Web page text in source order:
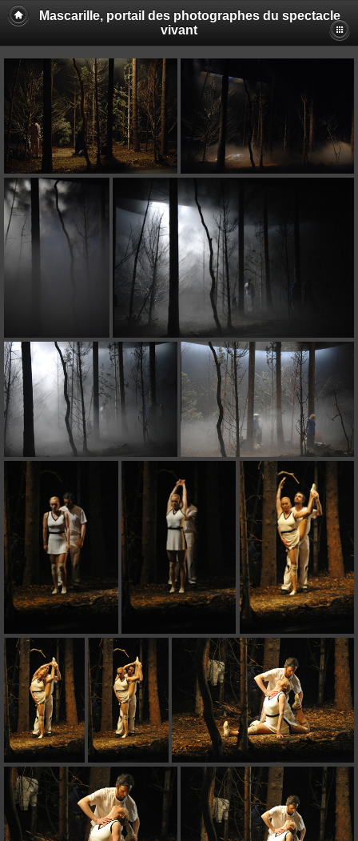
Mascarille, portail des photographes du spectacle
vivant